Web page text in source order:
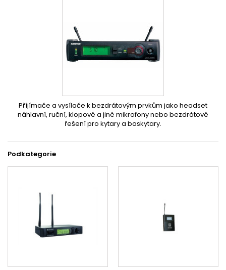
Příjímače a vysílače k bezdrátovým prvkům jako headset
náhlavní, ruční, klopové a jiné mikrofony nebo bezdrátové
řešení pro kytary a baskytary.
Podkategorie